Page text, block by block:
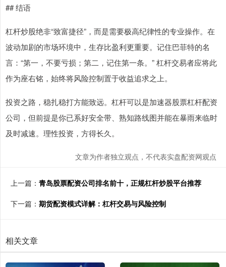
## 结语
杠杆炒股绝非“致富捷径”，而是需要极高纪律性的专业操作。在
波动加剧的市场环境中，生存比盈利更重要。记住巴菲特的名
言：“第一，不要亏损；第二，记住第一条。” 杠杆交易者应将此
作为座右铭，始终将风险控制置于收益追求之上。
投资之路，稳扎稳打方能致远。杠杆可以是加速器股票杠杆配资
公司，但前提是你已系好安全带、熟知路线图并能在暴雨来临时
及时减速。理性投资，方得长久。
文章为作者独立观点，不代表实盘配资网观点
上一篇： 青岛股票配资公司排名前十，正规杠杆炒股平台推荐
下一篇： 期货配资模式详解：杠杆交易与风险控制
相关文章